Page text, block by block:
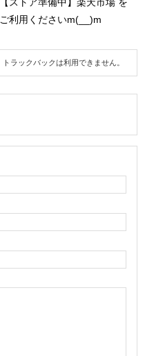
ご利用くださいm(__)m
トラックバックは利用できません。